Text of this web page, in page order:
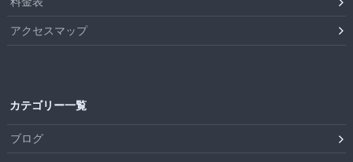
アクセスマップ
カテゴリー一覧
ブログ